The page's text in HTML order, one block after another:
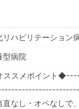
リハビリテーション
型病院
ススメポイント
直なし・オペなしで